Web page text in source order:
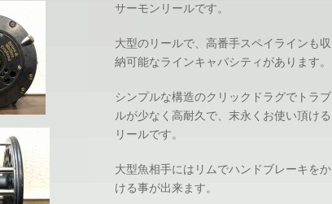
サーモンリールです。
大型のリールで、高番手スペイラインも収
納可能なラインキャパシティがあります。
シンプルな構造のクリックドラグでトラブ
ルが少なく高耐久で、末永くお使い頂ける
リールです。
大型魚相手にはリムでハンドブレーキをか
ける事が出来ます。